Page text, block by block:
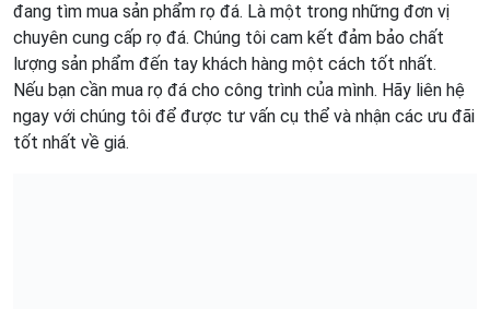
đang tìm mua sản phẩm rọ đá. Là một trong những đơn vị
chuyên cung cấp rọ đá. Chúng tôi cam kết đảm bảo chất
lượng sản phẩm đến tay khách hàng một cách tốt nhất.
Nếu bạn cần mua rọ đá cho công trình của mình. Hãy liên hệ
ngay với chúng tôi để được tư vấn cụ thể và nhận các ưu đãi
tốt nhất về giá.